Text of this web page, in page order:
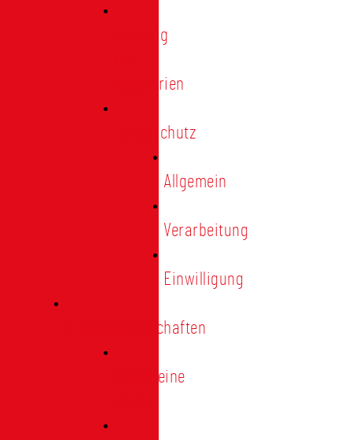
Satzung
Regularien
Datenschutz
Allgemein
Verarbeitung
Einwilligung
Tischgemeinschaften
Allgemeine